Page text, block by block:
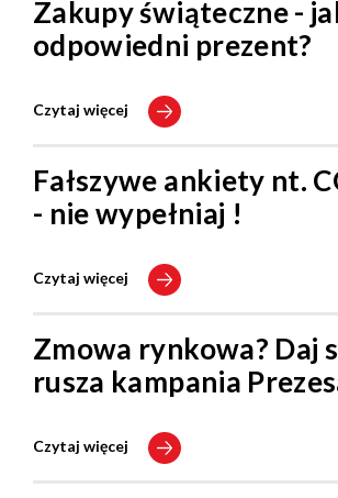
Zakupy świąteczne -
odpowiedni prezent?
Czytaj więcej
Fałszywe ankiety nt.
- nie wypełniaj !
Czytaj więcej
Zmowa rynkowa? Daj
rusza kampania
Czytaj więcej